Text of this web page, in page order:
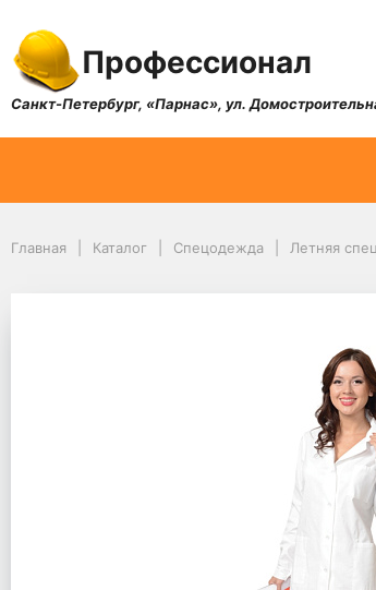
Профессионал
Санкт-Петербург, «Парнас», ул.
Главная Каталог Спецодежда Летняя